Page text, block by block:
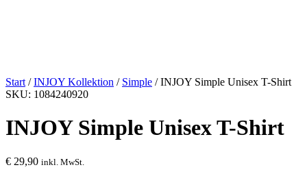
Start /INJOY Kollektion / Simple / INJOY Simple Unisex T-Shirt
SKU: 1084240920
INJOY Simple Unisex T-Shirt
€ 29,90 inkl. MwSt.